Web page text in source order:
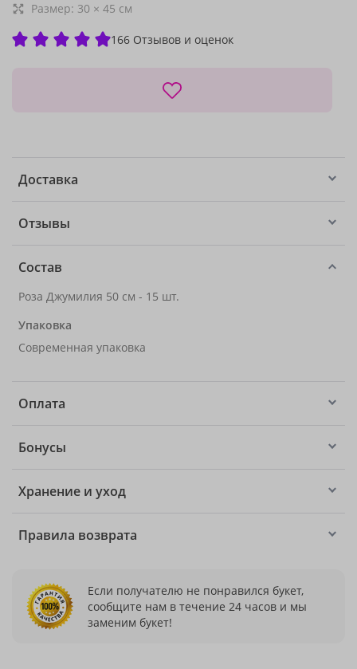
Размер: 30 × 45 см
166 Отзывов и оценок
Доставка
Отзывы
Состав
Роза Джумилия 50 см - 15 шт.
Упаковка
Современная упаковка
Оплата
Бонусы
Хранение и уход
Правила возврата
Если получателю не понравился букет,
сообщите нам в течение 24 часов и мы
заменим букет!